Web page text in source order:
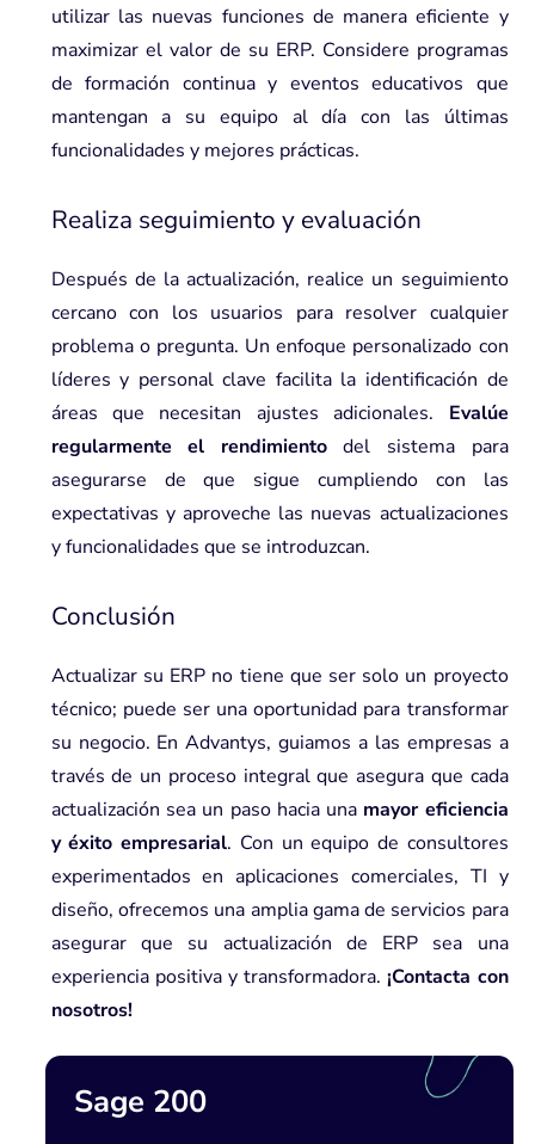
utilizar las nuevas funciones de manera eficiente y
maximizar el valor de su ERP. Considere programas
de formación continua y eventos educativos que
mantengan a su equipo al día con las últimas
funcionalidades y mejores prácticas.
Realiza seguimiento y evaluación
Después de la actualización, realice un seguimiento
cercano con los usuarios para resolver cualquier
problema o pregunta. Un enfoque personalizado con
líderes y personal clave facilita la identificación de
áreas que necesitan ajustes adicionales. Evalúe
regularmente el rendimientodel sistema para
asegurarse de que sigue cumpliendo con las
expectativas y aproveche las nuevas actualizaciones
y funcionalidades que se introduzcan.
Conclusión
Actualizar su ERP no tiene que ser solo un proyecto
técnico; puede ser una oportunidad para transformar
su negocio. En Advantys, guiamos a las empresas a
través de un proceso integral que asegura que cada
actualización sea un paso hacia una mayor eficiencia
y éxito empresarial. Con un equipo de consultores
experimentados en aplicaciones comerciales, TI y
diseño, ofrecemos una amplia gama de servicios para
asegurar que su actualización de ERP sea una
experiencia positiva y transformadora. ¡Contacta con
nosotros!
Sage 200